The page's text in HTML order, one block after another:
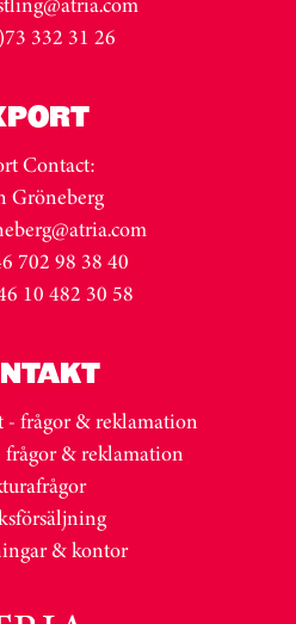
332 31 26
Contact:
Gröneberg
702 98 38 40
10 482 30 58
- frågor & reklamation
frågor & reklamation
& kontor